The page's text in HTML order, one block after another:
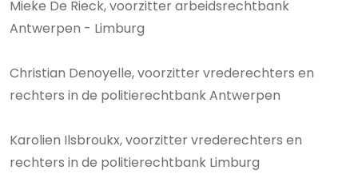
Mieke De Rieck, voorzitter arbeidsrechtbank
Antwerpen - Limburg
Christian Denoyelle, voorzitter vrederechters en
rechters in de politierechtbank Antwerpen
Karolien Ilsbroukx, voorzitter vrederechters en
rechters in de politierechtbank Limburg